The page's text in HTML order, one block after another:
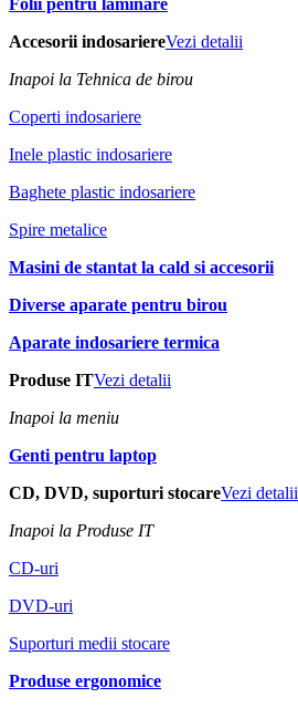
Folii pentru laminare
Accesorii indosariereVezi detalii
Inapoi la Tehnica de birou
Coperti indosariere
Inele plastic indosariere
Baghete plastic indosariere
Spire metalice
Masini de stantat la cald si accesorii
Diverse aparate pentru birou
Aparate indosariere termica
Produse ITVezi detalii
Inapoi la meniu
Genti pentru laptop
CD, DVD, suporturi stocareVezi detalii
Inapoi la Produse IT
CD-uri
DVD-uri
Suporturi medii stocare
Produse ergonomice